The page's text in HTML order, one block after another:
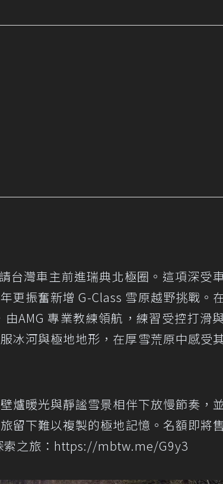
台灣車主前進瑞典北極圈。這項深受
更振奮新增 G-Class 雪原越野挑戰。
AMG 專業教練領航，練習受控打滑
冰河與極地地形，在厚雪荒原中感受
爐暖光與靜謐雪景相伴下放慢節奏，
留下難以複製的極地記憶。名額即將
之旅： https://mbtw.me/G9y3